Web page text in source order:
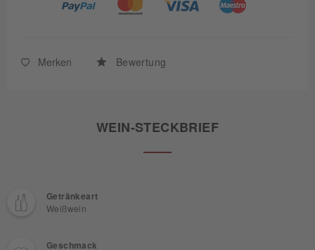
Merken Bewertung
WEIN-STECKBRIEF
Getränkeart
Weißwein
Geschmack